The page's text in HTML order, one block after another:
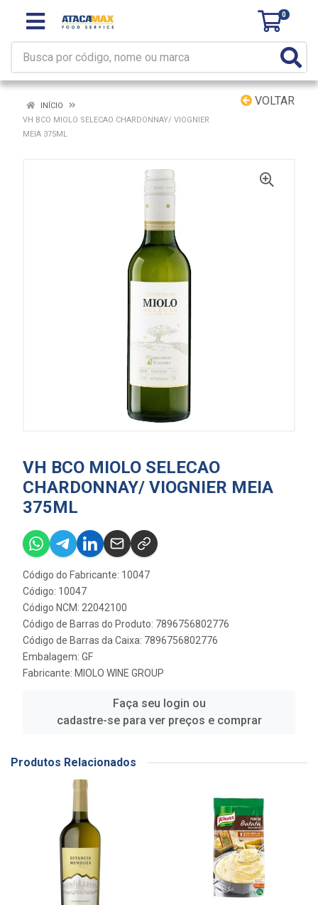
0
VOLTAR
INÍCIO
VH BCO MIOLO SELECAO CHARDONNAY/ VIOGNIER
MEIA 375ML
VH BCO MIOLO SELECAO
CHARDONNAY/ VIOGNIER MEIA
375ML
Código do Fabricante: 10047
Código: 10047
Código NCM: 22042100
Código de Barras do Produto: 7896756802776
Código de Barras da Caixa: 7896756802776
Embalagem: GF
Fabricante: MIOLO WINE GROUP
Faça seu login ou
cadastre-se para ver preços e comprar
Produtos Relacionados